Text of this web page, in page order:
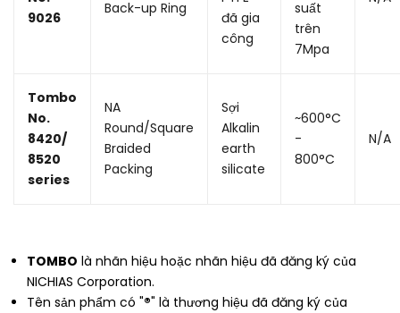
9026
Back-up Ring
đã gia
công
suất
trên
7Mpa
Tombo
No.
8420/
8520
series
NA
Round/Square
Braided
Packing
Sợi
Alkalin
earth
silicate
~600°C
-
800°C
N/A
TOMBO là nhãn hiệu hoặc nhãn hiệu đã đăng ký của
NICHIAS Corporation.
Tên sản phẩm có "®" là thương hiệu đã đăng ký của